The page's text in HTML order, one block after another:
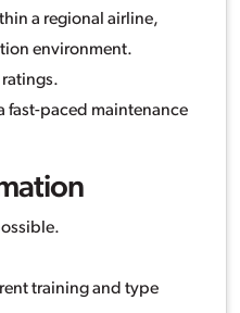
a regional airline,
environment.
fast-paced maintenance
training and type